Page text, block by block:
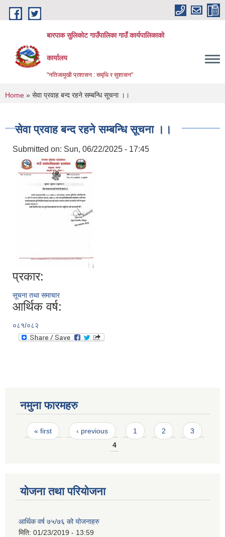
Skip to main content
बारपाक सुलिकोट गाउँपालिका गाउँ कार्यपालिकाको
कार्यालय
"नतिजामुखी प्रशासन : समृधि र सुशासन"
You are here
Home » सेवा प्रवाह बन्द रहने सम्बन्धि सूचना ।।
सेवा प्रवाह बन्द रहने सम्बन्धि सूचना ।।
Submitted on: Sun, 06/22/2025 - 17:45
प्रकार:
सूचना तथा समाचार
आर्थिक वर्ष:
०८१/०८२
नमुना फारमहरु
Pages
« first ‹ previous 1 2
3
4
योजना तथा परियोजना
आर्थिक वर्ष ७५/७६ को योजनाहरु
मिति: 01/23/2019 - 13:59